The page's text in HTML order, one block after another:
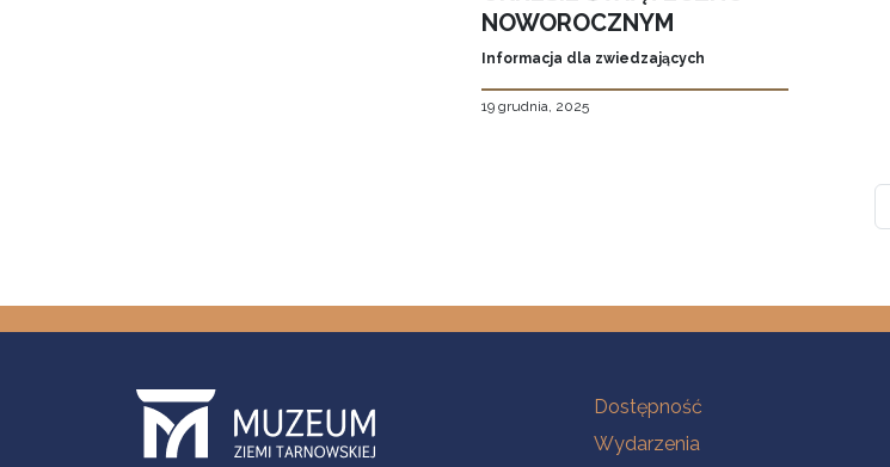
NOWOROCZNYM
Informacja dla zwiedzających
19 grudnia, 2025
Na skróty
Dostępność
Wydarzenia